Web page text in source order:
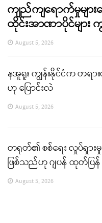
ကျည်ကျရောက်မှုမျ
ထိုင်းအာဏာပိုင်များ
August 5, 2026
နအူရူး ကျွန်းနိုင်ငံက တရာ
ဟု ပြောင်းလဲ
August 5, 2026
တရုတ်၏ စစ်ရေး လှုပ်ရှား
ဖြစ်သည်ဟု ဂျပန် ထုတ်ပြန်
August 5, 2026